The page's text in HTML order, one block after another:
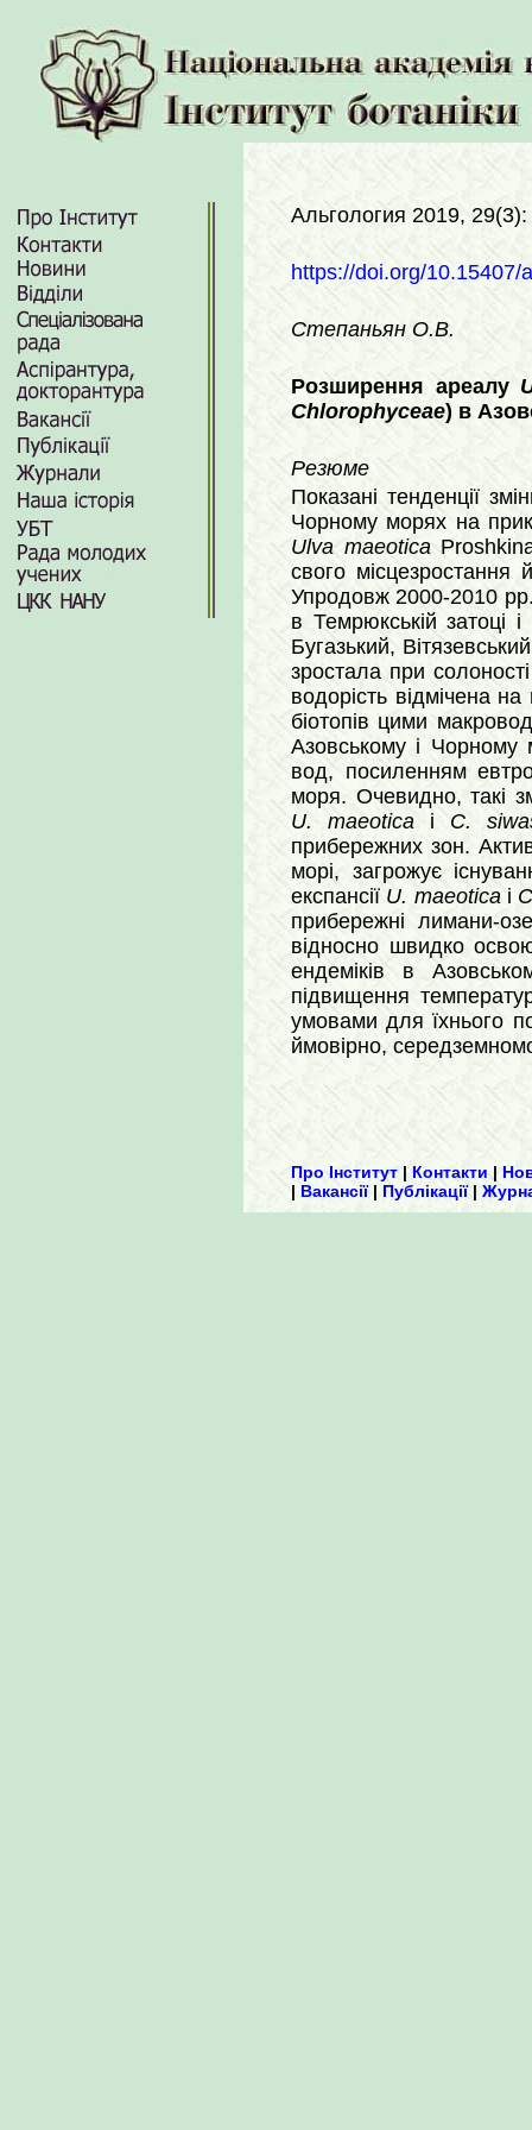
Альгология 2019,
https://doi.org/10.15407/
Степаньян О.В.
Розширення ареалу
Chlorophyceae) в
Резюме
Показані тенденції
Чорному морях на
Ulva maeotica
свого
Упродовж 2000-2010
в Темрюкській затоці
Бугазький,
зростала при
водорість відмічена
біотопів цими
Азовському і Чорному
вод, посиленням
моря. Очевидно, такі
U. maeoticaі C.
прибережних зон.
морі, загрожує
експансії U. maeoticaі
прибережні лимани-
відносно швидко
ендеміків в
підвищення
умовами для їхнього
ймовірно,
Про Інститут | Контакти |
| Вакансії| Публікації|